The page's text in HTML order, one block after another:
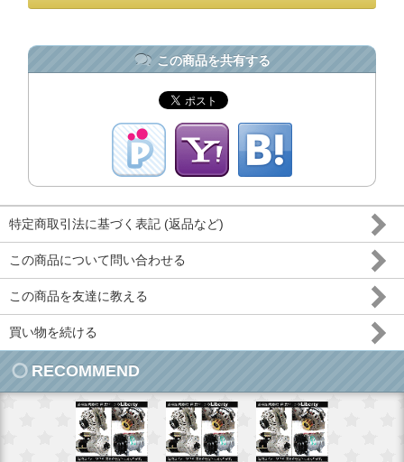
この商品を共有する
特定商取引法に基づく表記 (返品など)
この商品について問い合わせる
この商品を友達に教える
買い物を続ける
RECOMMEND